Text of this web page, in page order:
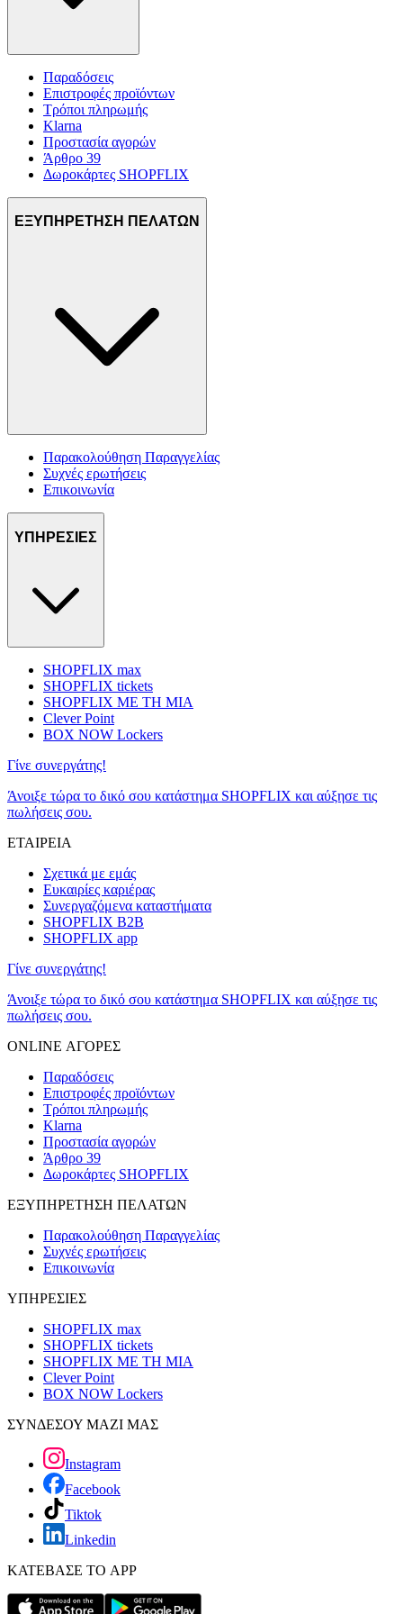
Παραδόσεις
Επιστροφές προϊόντων
Τρόποι πληρωμής
Klarna
Προστασία αγορών
Άρθρο 39
Δωροκάρτες SHOPFLIX
ΕΞΥΠΗΡΕΤΗΣΗ ΠΕΛΑΤΩΝ
Παρακολούθηση Παραγγελίας
Συχνές ερωτήσεις
Επικοινωνία
ΥΠΗΡΕΣΙΕΣ
SHOPFLIX max
SHOPFLIX tickets
SHOPFLIX ΜΕ ΤΗ ΜΙΑ
Clever Point
BOX NOW Lockers
Γίνε συνεργάτης!
Άνοιξε τώρα το δικό σου κατάστημα SHOPFLIX και αύξησε τις
πωλήσεις σου.
ΕΤΑΙΡΕΙΑ
Σχετικά με εμάς
Ευκαιρίες καριέρας
Συνεργαζόμενα καταστήματα
SHOPFLIX B2B
SHOPFLIX app
Γίνε συνεργάτης!
Άνοιξε τώρα το δικό σου κατάστημα SHOPFLIX και αύξησε τις
πωλήσεις σου.
ONLINE ΑΓΟΡΕΣ
Παραδόσεις
Επιστροφές προϊόντων
Τρόποι πληρωμής
Klarna
Προστασία αγορών
Άρθρο 39
Δωροκάρτες SHOPFLIX
ΕΞΥΠΗΡΕΤΗΣΗ ΠΕΛΑΤΩΝ
Παρακολούθηση Παραγγελίας
Συχνές ερωτήσεις
Επικοινωνία
ΥΠΗΡΕΣΙΕΣ
SHOPFLIX max
SHOPFLIX tickets
SHOPFLIX ΜΕ ΤΗ ΜΙΑ
Clever Point
BOX NOW Lockers
ΣΥΝΔΕΣΟΥ ΜΑΖΙ ΜΑΣ
Instagram
Facebook
Tiktok
Linkedin
ΚΑΤΕΒΑΣΕ ΤΟ APP